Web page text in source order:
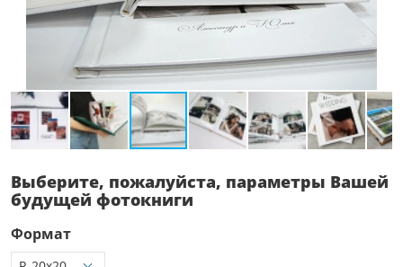
Выберите, пожалуйста, параметры Вашей
будущей фотокниги
Формат